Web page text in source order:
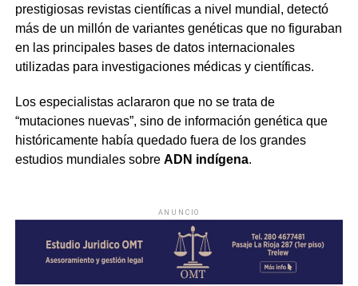
prestigiosas revistas científicas a nivel mundial, detectó
más de un millón de variantes genéticas que no figuraban
en las principales bases de datos internacionales
utilizadas para investigaciones médicas y científicas.
Los especialistas aclararon que no se trata de
“mutaciones nuevas”, sino de información genética que
históricamente había quedado fuera de los grandes
estudios mundiales sobre ADN indígena.
ANUNCIO